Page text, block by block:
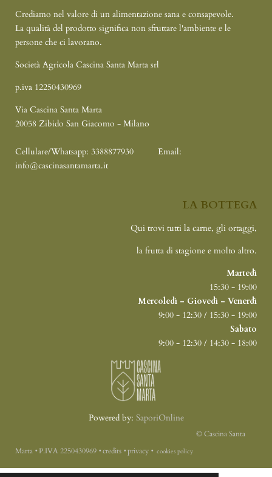
Crediamo nel valore di un alimentazione sana e consapevole.
La qualità del prodotto significa non sfruttare l'ambiente e le
persone che ci lavorano.
Società Agricola Cascina Santa Marta srl
p.iva 12250430969
Via Cascina Santa Marta
20058 Zibido San Giacomo - Milano
Cellulare/Whatsapp: 3388877930 Email:
info@cascinasantamarta.it
LA BOTTEGA
Qui trovi tutti la carne, gli ortaggi,
la frutta di stagione e molto altro.
Martedì
15:30 - 19:00
Mercoledì - Giovedì - Venerdì
9:00 - 12:30 / 15:30 - 19:00
Sabato
9:00 - 12:30 / 14:30 - 18:00
Powered by: SaporiOnline
© Cascina Santa
Marta ‭•P.IVA 2250430969 ‭•credits ‭•privacy ‭• cookies policy